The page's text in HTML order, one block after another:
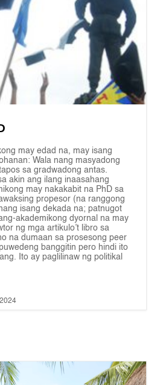
may edad na, may isang
Wala nang masyadong
sa gradwadong antas.
akin ang ilang inaasahang
may nakakabit na PhD sa
propesor (na ranggong
isang dekada na; patnugot
akademikong dyornal na may
ng mga artikulo’t libro sa
na dumaan sa prosesong peer
banggitin pero hindi ito
Ito ay paglilinaw ng politikal